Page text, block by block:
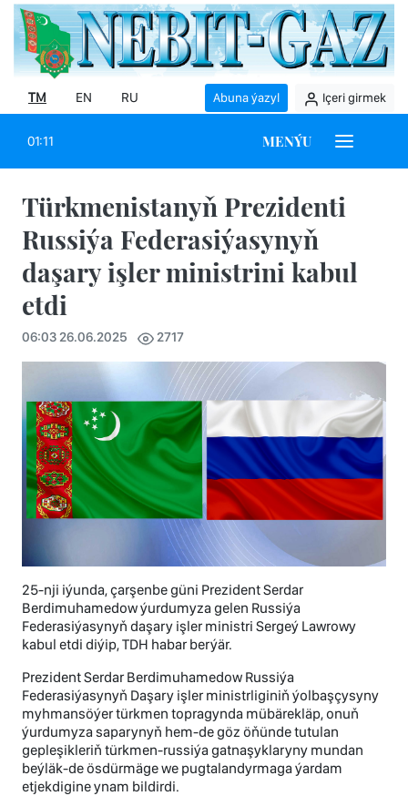
TM EN RU Abuna ýazyl Içeri girmek
01:11 MENÝU
Türkmenistanyň Prezidenti
Russiýa Federasiýasynyň
daşary işler ministrini kabul
etdi
06:03 26.06.2025 2717
25-nji iýunda, çarşenbe güni Prezident Serdar
Berdimuhamedow ýurdumyza gelen Russiýa
Federasiýasynyň daşary işler ministri Sergeý Lawrowy
kabul etdi diýip, TDH habar berýär.
Prezident Serdar Berdimuhamedow Russiýa
Federasiýasynyň Daşary işler ministrliginiň ýolbaşçysyny
myhmansöýer türkmen topragynda mübärekläp, onuň
ýurdumyza saparynyň hem-de göz öňünde tutulan
gepleşikleriň türkmen-russiýa gatnaşyklaryny mundan
beýläk-de ösdürmäge we pugtalandyrmaga ýardam
etjekdigine ynam bildirdi.